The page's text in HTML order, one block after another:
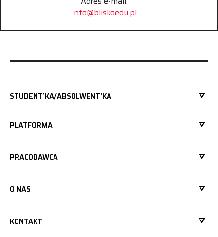
info@bliskoedu.pl
STUDENT’KA/ABSOLWENT’KA
PLATFORMA
PRACODAWCA
O NAS
KONTAKT